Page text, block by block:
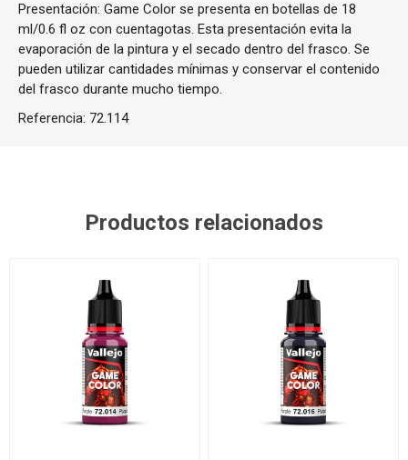
Presentación: Game Color se presenta en botellas de 18
ml/0.6 fl oz con cuentagotas. Esta presentación evita la
evaporación de la pintura y el secado dentro del frasco. Se
pueden utilizar cantidades mínimas y conservar el contenido
del frasco durante mucho tiempo.
Referencia: 72.114
Productos relacionados